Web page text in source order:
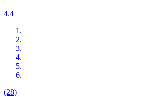
4.4
(28)